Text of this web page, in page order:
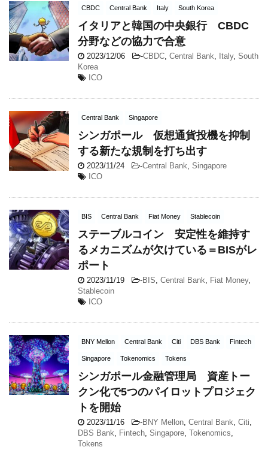
CBDC Central Bank Italy South Korea
イタリアと韓国の中央銀行 CBDC
分野などの協力で合意
2023/12/06 -CBDC Central Bank Italy, South
Korea
ICO
Central Bank Singapore
シンガポール 仮想通貨投機を抑制
する新たな規制を打ち出す
2023/11/24 -Central Bank Singapore
ICO
BIS Central Bank Fiat Money Stablecoin
ステーブルコイン 安定性を維持す
るメカニズムが欠けている＝BISがレ
ポート
2023/11/19 -BIS Central Bank Fiat Money,
Stablecoin
ICO
BNY Mellon Central Bank Citi DBS Bank Fintech
Singapore Tokenomics Tokens
シンガポール金融管理局 資産トー
クン化で5つのパイロットプロジェク
トを開始
2023/11/16 -BNY Mellon Central Bank Citi
DBS Bank
Fintech Singapore Tokenomics
Tokens